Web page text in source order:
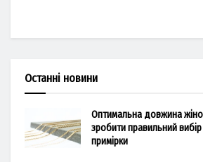
Останні новини
Оптимальна довжина
зробити правильний
примірки